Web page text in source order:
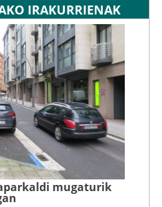
IRAKURRIENAK
mugaturik